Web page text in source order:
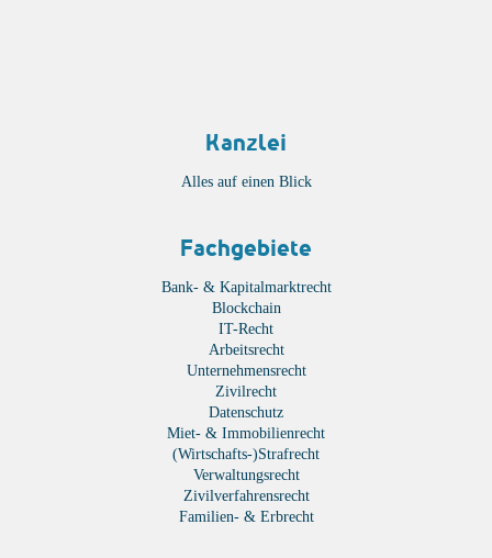
Kanzlei
Alles auf einen Blick
Fachgebiete
Bank- & Kapitalmarktrecht
Blockchain
IT-Recht
Arbeitsrecht
Unternehmensrecht
Zivilrecht
Datenschutz
Miet- & Immobilienrecht
(Wirtschafts-)Strafrecht
Verwaltungsrecht
Zivilverfahrensrecht
Familien- & Erbrecht